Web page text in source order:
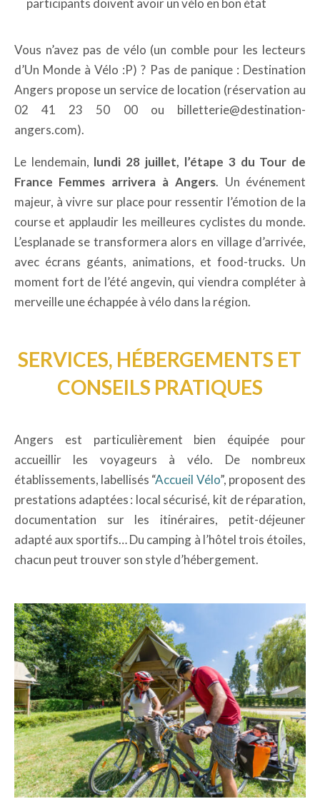
participants doivent avoir un vélo en bon état
Vous n’avez pas de vélo (un comble pour les lecteurs
d’Un Monde à Vélo :P) ? Pas de panique : Destination
Angers propose un service de location (réservation au
02 41 23 50 00 ou billetterie@destination-
angers.com).
Le lendemain, lundi 28 juillet, l’étape 3 du Tour de
France Femmes arrivera à Angers. Un événement
majeur, à vivre sur place pour ressentir l’émotion de la
course et applaudir les meilleures cyclistes du monde.
L’esplanade se transformera alors en village d’arrivée,
avec écrans géants, animations, et food-trucks. Un
moment fort de l’été angevin, qui viendra compléter à
merveille une échappée à vélo dans la région.
SERVICES, HÉBERGEMENTS ET
CONSEILS PRATIQUES
Angers est particulièrement bien équipée pour
accueillir les voyageurs à vélo. De nombreux
établissements, labellisés “Accueil Vélo”, proposent des
prestations adaptées : local sécurisé, kit de réparation,
documentation sur les itinéraires, petit-déjeuner
adapté aux sportifs… Du camping à l’hôtel trois étoiles,
chacun peut trouver son style d’hébergement.